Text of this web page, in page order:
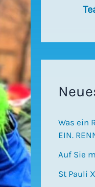
Was ein
EIN.
Auf Sie
St Pauli